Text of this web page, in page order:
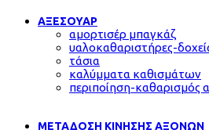
ΑΞΕΣΟΥΑΡ
αμορτισέρ μπαγκάζ
υαλοκαθαριστήρες-
τάσια
καλύμματα καθισμάτων
περιποίηση-καθαρισμός
ΜΕΤΑΔΟΣΗ ΚΙΝΗΣΗΣ ΑΞΟΝΩΝ